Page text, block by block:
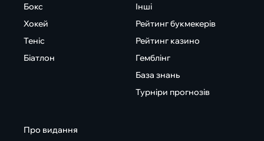
Бокс
Хокей
Теніс
Біатлон
Інші
Рейтинг букмекерів
Рейтинг казино
Гемблінг
База знань
Турніри прогнозів
Про видання